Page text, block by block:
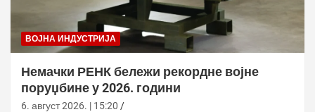
ВОЈНА ИНДУСТРИЈА
Немачки РЕНК бележи рекордне војне
поруџбине у 2026. години
6. август 2026. | 15:20